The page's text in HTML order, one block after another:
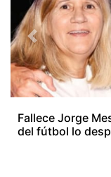
Fallece Jorge
del fútbol lo
Previous